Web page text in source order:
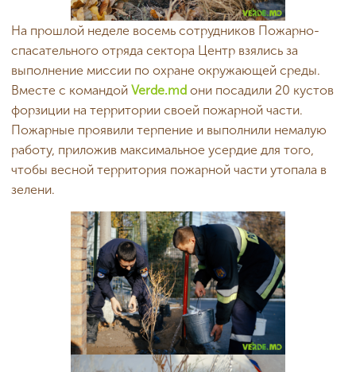
На прошлой неделе восемь сотрудников Пожарно-
спасательного отряда сектора Центр взялись за
выполнение миссии по охране окружающей среды.
Вместе с командой Verde.md они посадили 20 кустов
форзиции на территории своей пожарной части.
Пожарные проявили терпение и выполнили немалую
работу, приложив максимальное усердие для того,
чтобы весной территория пожарной части утопала в
зелени.